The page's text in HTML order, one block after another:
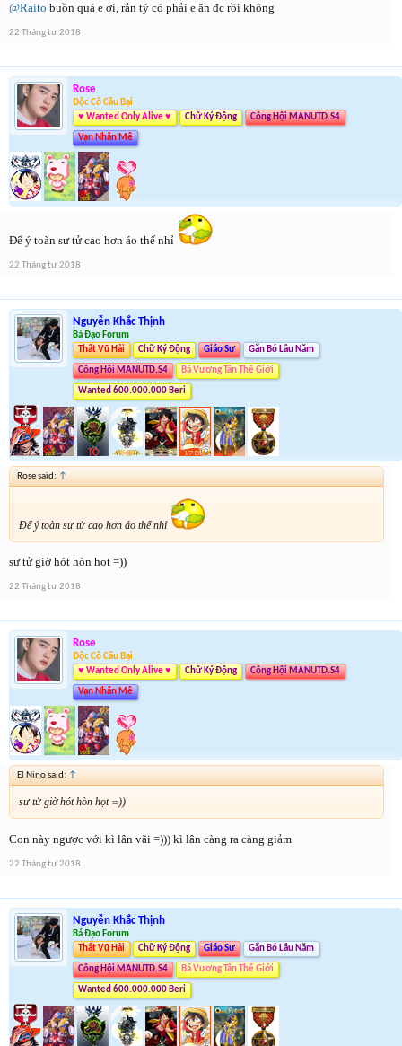
@Raito buồn quá e ơi, rắn tý có phải e ăn đc rồi không
22 Tháng tư 2018
Rose
Độc Cô Cầu Bại
♥ Wanted Only Alive ♥
Chữ Ký Động Công Hội MANUTD.S4
Vạn Nhân Mê
Để ý toàn sư tử cao hơn áo thế nhỉ
22 Tháng tư 2018
Nguyễn Khắc Thịnh
Bá Đạo Forum
Thất Vũ Hải
Chữ Ký Động Giáo Sư Gắn Bó Lâu Năm
Công Hội MANUTD.S4 Bá Vương Tân Thế Giới
Wanted 600.000.000 Beri
Rose said: ↑
Để ý toàn sư tử cao hơn áo thế nhỉ
sư tử giờ hót hòn họt =))
22 Tháng tư 2018
Rose
Độc Cô Cầu Bại
♥ Wanted Only Alive ♥
Chữ Ký Động Công Hội MANUTD.S4
Vạn Nhân Mê
El Nino said: ↑
sư tử giờ hót hòn họt =))
Con này ngược với kì lân vãi =))) kì lân càng ra càng giảm
22 Tháng tư 2018
Nguyễn Khắc Thịnh
Bá Đạo Forum
Thất Vũ Hải
Chữ Ký Động Giáo Sư Gắn Bó Lâu Năm
Công Hội MANUTD.S4 Bá Vương Tân Thế Giới
Wanted 600.000.000 Beri